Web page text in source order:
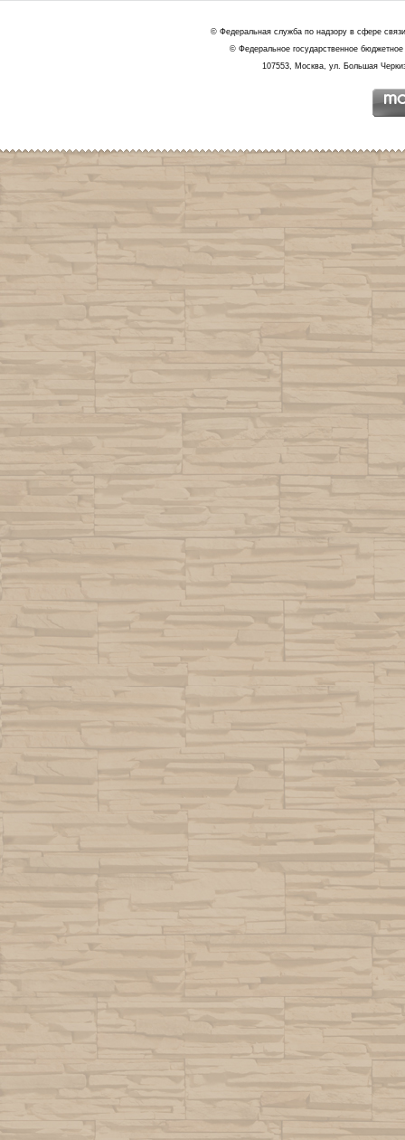
© Федеральная служба по надзору в сфере
© Федеральное государственное
107553, Москва, ул. Большая